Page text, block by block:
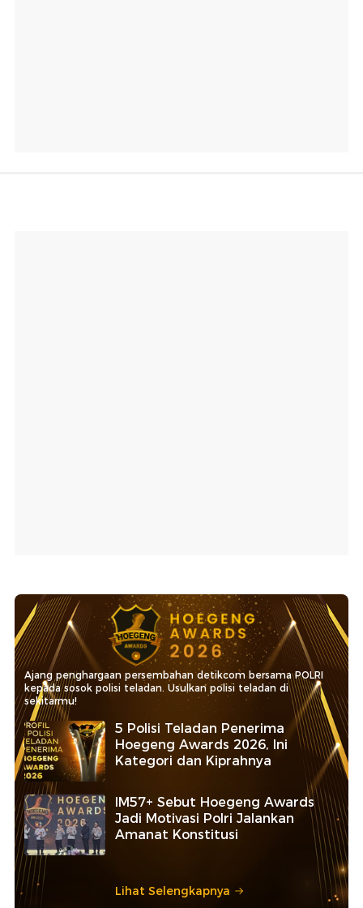
Ajang penghargaan persembahan detikcom bersama POLRI
kepada sosok polisi teladan. Usulkan polisi teladan di
sekitarmu!
5 Polisi Teladan Penerima
Hoegeng Awards 2026, Ini
Kategori dan Kiprahnya
IM57+ Sebut Hoegeng Awards
Jadi Motivasi Polri Jalankan
Amanat Konstitusi
Lihat Selengkapnya